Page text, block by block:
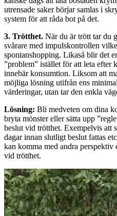
utrensade saker börjar samlas i
system för att råda bot på det.
3. Trötthet. När du är trött tar du
svårare med impulskontrollen
spontanshopping. Likaså blir det
”problem” istället för att leta efter
innebär konsumtion. Liksom att
möjliga lösning utifrån ens
värderingar, utan tar den enkla
Lösning: Bli medveten om dina
bryta mönster eller sätta upp
beslut vid trötthet. Exempelvis att
dagar innan slutligt beslut fattas
kan komma med andra perspektiv
vid trötthet.